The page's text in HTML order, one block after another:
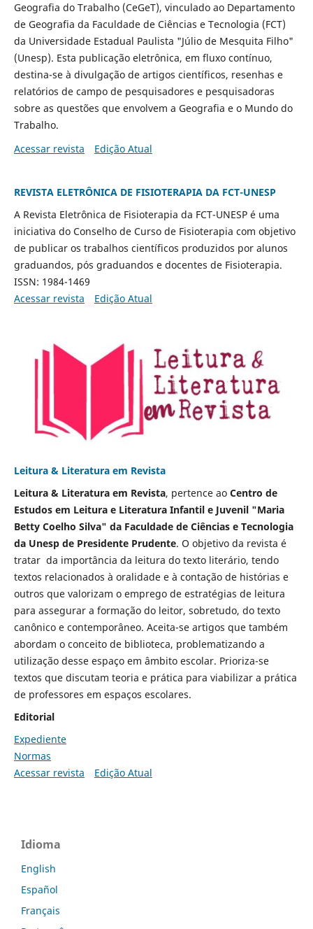
Geografia do Trabalho (CeGeT), vinculado ao Departamento
de Geografia da Faculdade de Ciências e Tecnologia (FCT)
da Universidade Estadual Paulista "Júlio de Mesquita Filho"
(Unesp). Esta publicação eletrônica, em fluxo contínuo,
destina-se à divulgação de artigos científicos, resenhas e
relatórios de campo de pesquisadores e pesquisadoras
sobre as questões que envolvem a Geografia e o Mundo do
Trabalho.
Acessar revista
Edição Atual
REVISTA ELETRÔNICA DE FISIOTERAPIA DA FCT-UNESP
A Revista Eletrônica de Fisioterapia da FCT-UNESP é uma
iniciativa do Conselho de Curso de Fisioterapia com objetivo
de publicar os trabalhos científicos produzidos por alunos
graduandos, pós graduandos e docentes de Fisioterapia.
ISSN: 1984-1469
Acessar revista
Edição Atual
Leitura & Literatura em Revista
Leitura & Literatura em Revista, pertence ao Centro de
Estudos em Leitura e Literatura Infantil e Juvenil "Maria
Betty Coelho Silva" da Faculdade de Ciências e Tecnologia
da Unesp de Presidente Prudente. O objetivo da revista é
tratar da importância da leitura do texto literário, tendo
textos relacionados à oralidade e à contação de histórias e
outros que valorizam o emprego de estratégias de leitura
para assegurar a formação do leitor, sobretudo, do texto
canônico e contemporâneo. Aceita-se artigos que também
abordam o conceito de biblioteca, problematizando a
utilização desse espaço em âmbito escolar. Prioriza-se
textos que discutam teoria e prática para viabilizar a prática
de professores em espaços escolares.
Editorial
Expediente
Normas
Acessar revista
Edição Atual
Idioma
English
Español
Français